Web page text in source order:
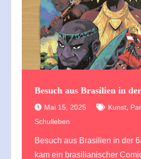
Besuch aus Brasilien in
Mai 15, 2025 Kunst,
Schulleben
Besuch aus Brasilien in der
kam ein brasilianischer